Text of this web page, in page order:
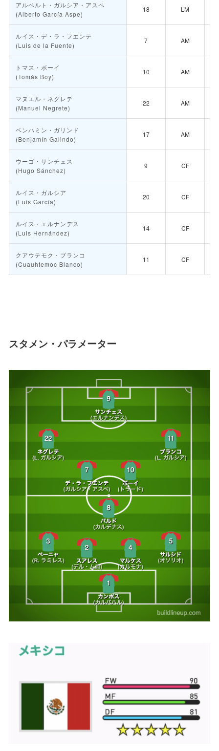
アルベルト・ガルシア・アスペ
(Alberto García Aspe)
18 LM
ルイス・デ・ラ・フエンテ
(Luis de la Fuente)
7 AM
トマス・ボーイ
(Tomás Boy)
10 AM
マヌエル・ネグレテ
(Manuel Negrete)
22 AM
ベンハミン・ガリンド
(Benjamín Galindo)
17 AM
ウーゴ・サンチェス
(Hugo Sánchez)
9 CF
ルイス・ガルシア
(Luis García)
20 CF
ルイス・エルナンデス
(Luis Hernández)
14 CF
クアウテモク・ブランコ
(Cuauhtemoc Blanco)
11 CF
スタメン・パラメーター